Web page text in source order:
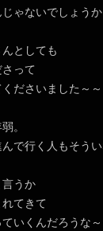
ゃないでしょうか
としても
って
ださいました～～
。
で行く人もそうい
うか
てきて
いくんだろうな